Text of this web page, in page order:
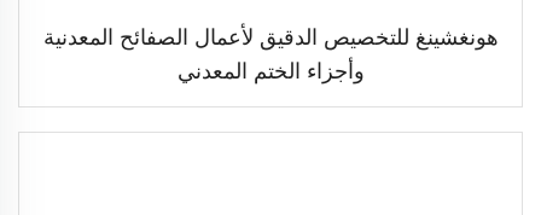
هونغشينغ للتخصيص الدقيق لأعمال الصفائح المعدنية
وأجزاء الختم المعدني